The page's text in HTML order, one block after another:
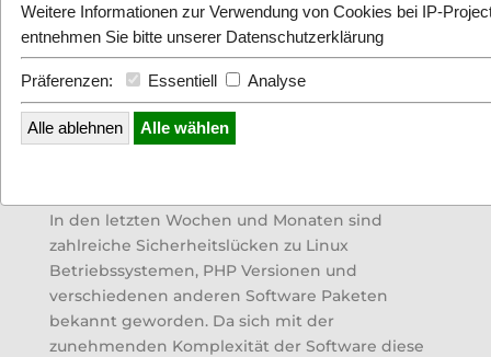
In den letzten Wochen und Monaten sind
zahlreiche Sicherheitslücken zu Linux
Betriebssystemen, PHP Versionen und
verschiedenen anderen Software Paketen
bekannt geworden. Da sich mit der
zunehmenden Komplexität der Software diese
Weitere Informationen zur Verwendung von Cookies bei IP-
entnehmen Sie bitte unserer Datenschutzerklärung
Präferenzen: Essentiell Analyse
Alle ablehnen Alle wählen